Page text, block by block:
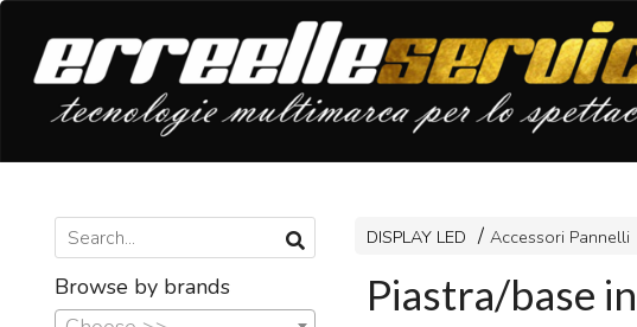
DISPLAY LED Accessori Pannelli
Piastra/base
Browse by brands